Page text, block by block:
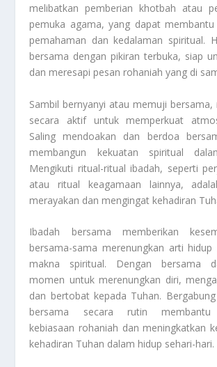
melibatkan pemberian khotbah atau
pemuka agama, yang dapat membantu
pemahaman dan kedalaman spiritual.
bersama dengan pikiran terbuka, siap
dan meresapi pesan rohaniah yang di
Sambil bernyanyi atau memuji bersama,
secara aktif untuk memperkuat
Saling mendoakan dan berdoa
membangun kekuatan spiritual
Mengikuti ritual-ritual ibadah, seperti
atau ritual keagamaan lainnya,
merayakan dan mengingat kehadiran
Ibadah bersama memberikan
bersama-sama merenungkan arti hidup
makna spiritual. Dengan bersama
momen untuk merenungkan diri,
dan bertobat kepada Tuhan.
bersama secara rutin membantu
kebiasaan rohaniah dan meningkatkan
kehadiran Tuhan dalam hidup sehari-hari.